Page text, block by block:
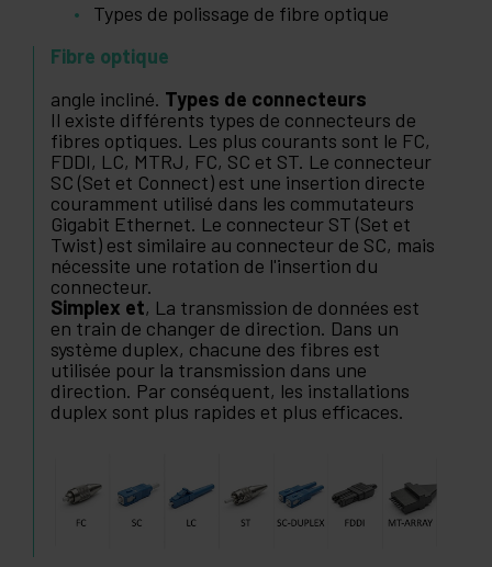
Types de polissage de fibre optique
Fibre optique
angle incliné. Types de connecteurs
Il existe différents types de connecteurs de
fibres optiques. Les plus courants sont le FC,
FDDI, LC, MTRJ, FC, SC et ST. Le connecteur
SC (Set et Connect) est une insertion directe
couramment utilisé dans les commutateurs
Gigabit Ethernet. Le connecteur ST (Set et
Twist) est similaire au connecteur de SC, mais
nécessite une rotation de l'insertion du
connecteur.
Simplex et, La transmission de données est
en train de changer de direction. Dans un
système duplex, chacune des fibres est
utilisée pour la transmission dans une
direction. Par conséquent, les installations
duplex sont plus rapides et plus efficaces.